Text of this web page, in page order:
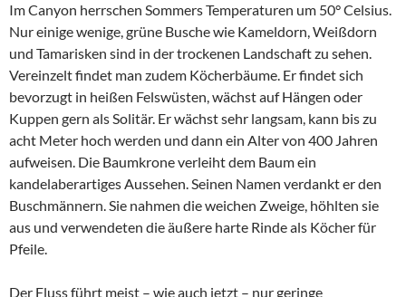
Im Canyon herrschen Sommers Temperaturen um 50° Celsius.
Nur einige wenige, grüne Busche wie Kameldorn, Weißdorn
und Tamarisken sind in der trockenen Landschaft zu sehen.
Vereinzelt findet man zudem Köcherbäume. Er findet sich
bevorzugt in heißen Felswüsten, wächst auf Hängen oder
Kuppen gern als Solitär. Er wächst sehr langsam, kann bis zu
acht Meter hoch werden und dann ein Alter von 400 Jahren
aufweisen. Die Baumkrone verleiht dem Baum ein
kandelaberartiges Aussehen. Seinen Namen verdankt er den
Buschmännern. Sie nahmen die weichen Zweige, höhlten sie
aus und verwendeten die äußere harte Rinde als Köcher für
Pfeile.
Der Fluss führt meist – wie auch jetzt – nur geringe